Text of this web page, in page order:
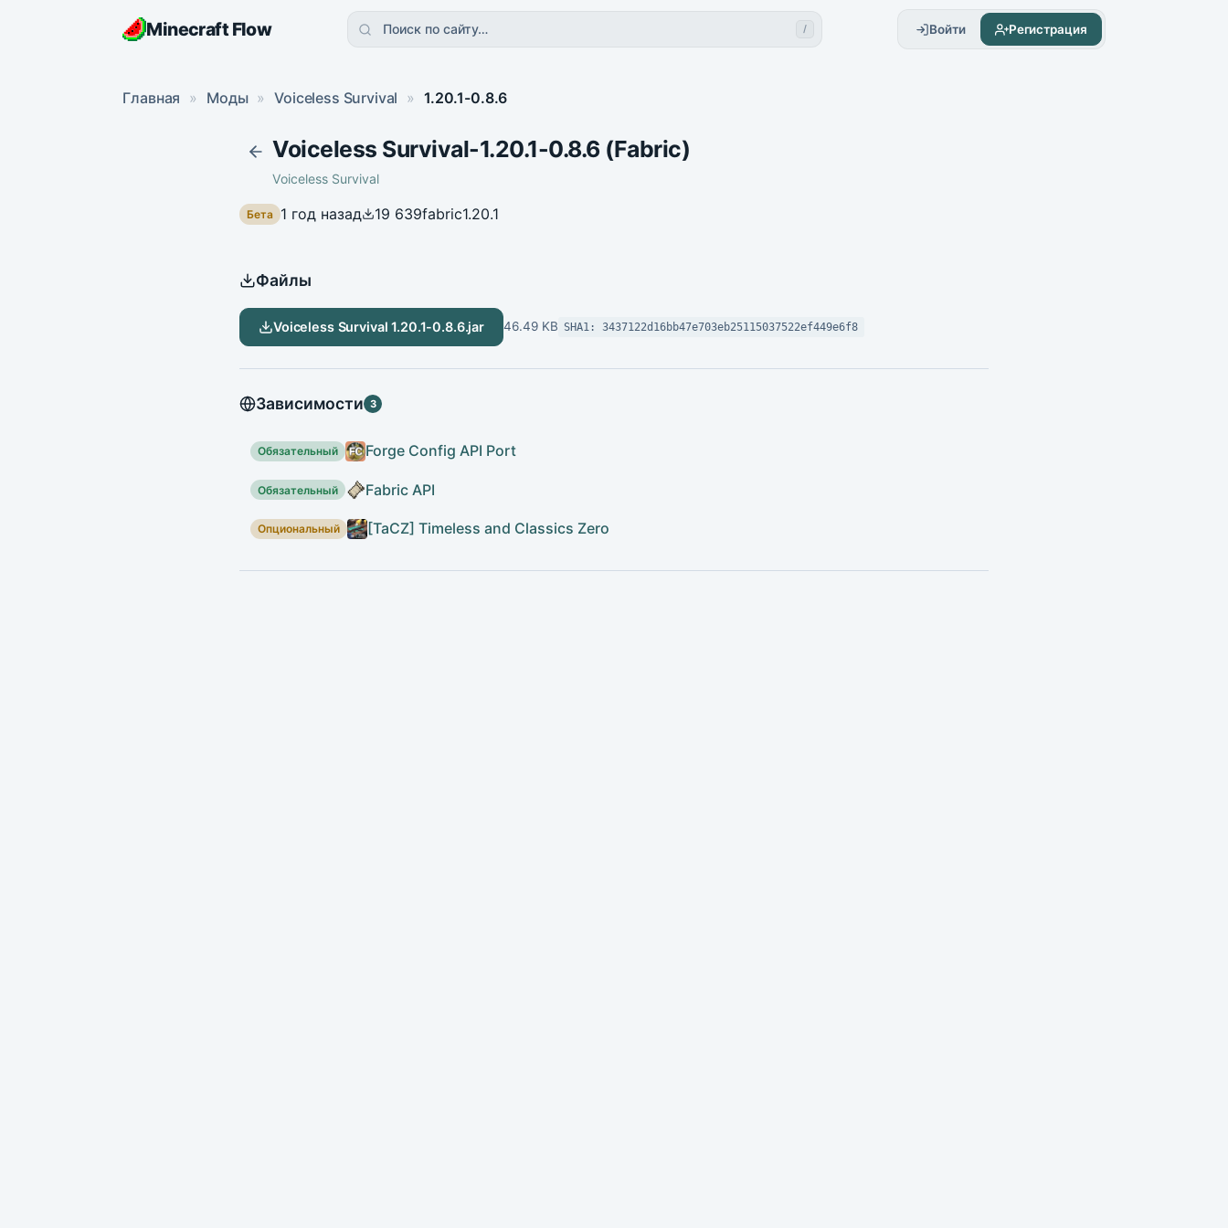
Minecraft Flow Поиск по сайту… / Войти Регистрация
Главная » Моды » Voiceless Survival » 1.20.1-0.8.6
Voiceless Survival-1.20.1-0.8.6 (Fabric)
Voiceless Survival
Бета 1 год назад 19 639fabric1.20.1
Файлы
Voiceless Survival 1.20.1-0.8.6.jar 46.49 KB SHA1: 3437122d16bb47e703eb25115037522ef449e6f8
Зависимости 3
Обязательный Forge Config API Port
Обязательный Fabric API
Опциональный [TaCZ] Timeless and Classics Zero